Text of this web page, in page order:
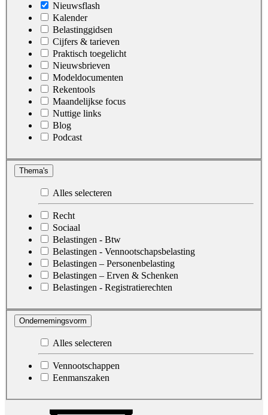
Nieuwsflash
Kalender
Belastinggidsen
Cijfers & tarieven
Praktisch toegelicht
Nieuwsbrieven
Modeldocumenten
Rekentools
Maandelijkse focus
Nuttige links
Blog
Podcast
Thema's
Alles selecteren
Recht
Sociaal
Belastingen - Btw
Belastingen - Vennootschapsbelasting
Belastingen – Personenbelasting
Belastingen – Erven & Schenken
Belastingen - Registratierechten
Ondernemingsvorm
Alles selecteren
Vennootschappen
Eenmanszaken